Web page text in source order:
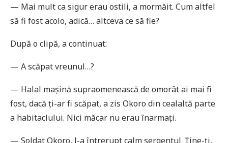
— Mai mult ca sigur erau ostili, a mormăit. Cum altfel
să fi fost acolo, adică… altceva ce să fie?
După o clipă, a continuat:
— A scăpat vreunul…?
— Halal mașină supraomenească de omorât ai mai fi
fost, dacă ți-ar fi scăpat, a zis Okoro din cealaltă parte
a habitaclului. Nici măcar nu erau înarmați.
— Soldat Okoro, l-a întrerupt calm sergentul. Ține-ți,